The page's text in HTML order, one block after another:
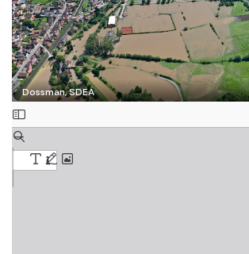
Dossman, SDEA